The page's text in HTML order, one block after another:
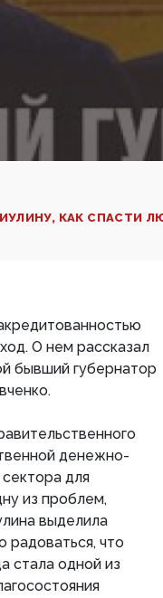
КАК СПАСТИ
О нем рассказал
бывший губернатор
денежно-
для
из проблем,
выделила
радоваться, что
стала одной из